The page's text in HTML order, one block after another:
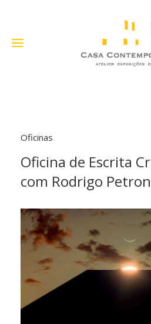
Oficinas
Oficina de Escrita
com Rodrigo